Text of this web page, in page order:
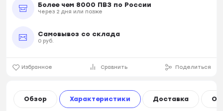
Более чем 8000 ПВЗ по России
Через 2 дня или позже
Самовывоз со склада
0 руб.
Избранное Сравнить Поделиться
Обзор Характеристики Доставка